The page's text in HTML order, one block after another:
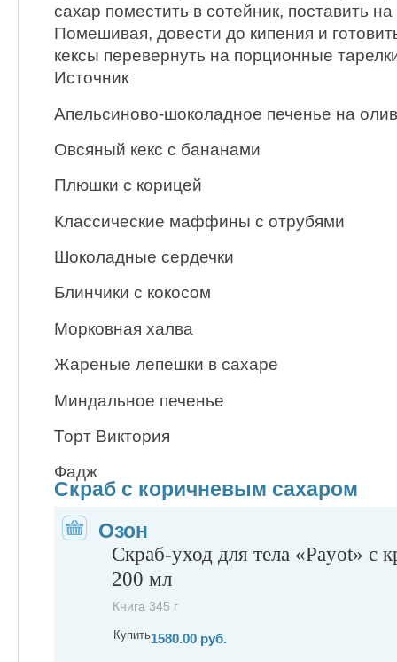
сахар поместить в сотейник, поставить
Помешивая, довести до кипения и
кексы перевернуть на порционные
Источник
Апельсиново-шоколадное печенье на
Овсяный кекс с бананами
Плюшки с корицей
Классические маффины с отрубями
Шоколадные сердечки
Блинчики с кокосом
Морковная халва
Жареные лепешки в сахаре
Миндальное печенье
Торт Виктория
Фадж
Скраб с коричневым сахаром
Озон
Скраб-уход для тела «Payot» с
200 мл
Книга 345 г
Купить1580.00 руб.